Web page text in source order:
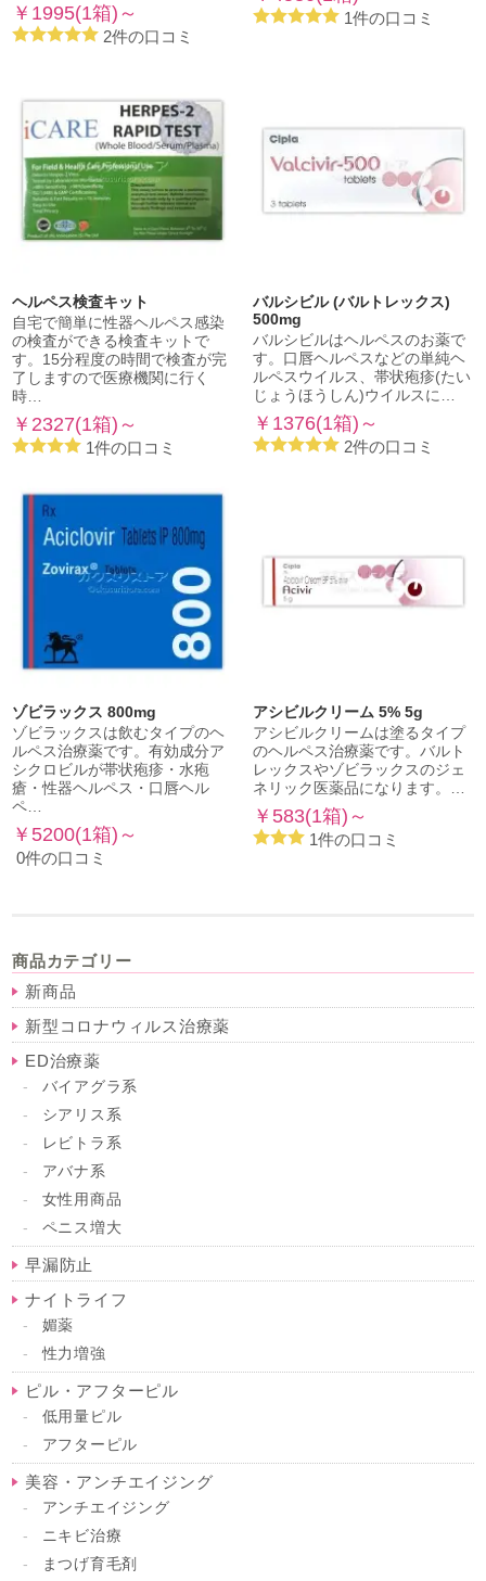
￥1995(1箱)～
2件の口コミ
1件の口コミ
ヘルペス検査キット
自宅で簡単に性器ヘルペス感染
の検査ができる検査キットで
す。15分程度の時間で検査が完
了しますので医療機関に行く
時…
￥2327(1箱)～
1件の口コミ
バルシビル (バルトレックス)
500mg
バルシビルはヘルペスのお薬で
す。口唇ヘルペスなどの単純ヘ
ルペスウイルス、帯状疱疹(たい
じょうほうしん)ウイルスに…
￥1376(1箱)～
2件の口コミ
ゾビラックス 800mg
ゾビラックスは飲むタイプのヘ
ルペス治療薬です。有効成分ア
シクロビルが帯状疱疹・水疱
瘡・性器ヘルペス・口唇ヘル
ペ…
￥5200(1箱)～
0件の口コミ
アシビルクリーム 5% 5g
アシビルクリームは塗るタイプ
のヘルペス治療薬です。バルト
レックスやゾビラックスのジェ
ネリック医薬品になります。…
￥583(1箱)～
1件の口コミ
商品カテゴリー
新商品
新型コロナウィルス治療薬
ED治療薬
バイアグラ系
シアリス系
レビトラ系
アバナ系
女性用商品
ペニス増大
早漏防止
ナイトライフ
媚薬
性力増強
ピル・アフターピル
低用量ピル
アフターピル
美容・アンチエイジング
アンチエイジング
ニキビ治療
まつげ育毛剤